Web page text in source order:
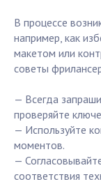
В процессе
например, как
макетом или
советы
— Всегда
проверяйте
— Используйте
моментов.
—
соответствия